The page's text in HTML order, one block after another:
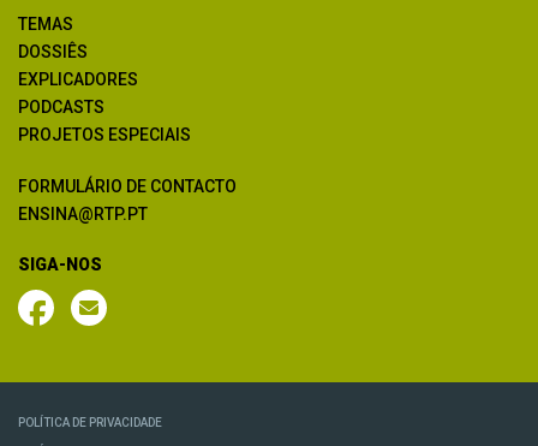
TEMAS
DOSSIÊS
EXPLICADORES
PODCASTS
PROJETOS ESPECIAIS
FORMULÁRIO DE CONTACTO
ENSINA@RTP.PT
SIGA-NOS
POLÍTICA DE PRIVACIDADE